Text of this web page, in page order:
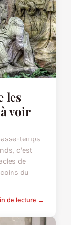
les
voir
temps
c'est
de
du
de lecture →